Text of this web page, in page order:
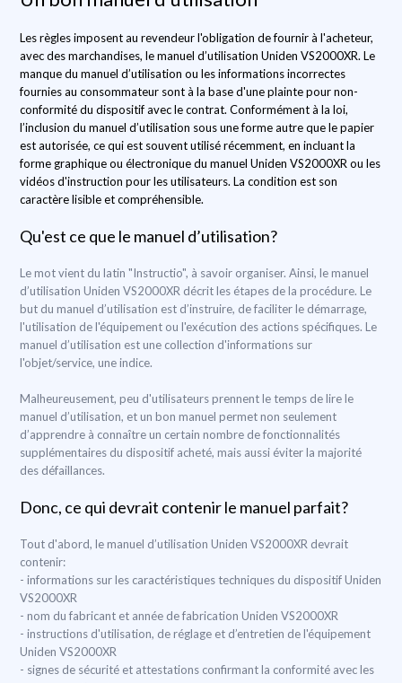
Les règles imposent au revendeur l'obligation de fournir à l'acheteur,
avec des marchandises, le manuel d’utilisation Uniden VS2000XR. Le
manque du manuel d’utilisation ou les informations incorrectes
fournies au consommateur sont à la base d'une plainte pour non-
conformité du dispositif avec le contrat. Conformément à la loi,
l’inclusion du manuel d’utilisation sous une forme autre que le papier
est autorisée, ce qui est souvent utilisé récemment, en incluant la
forme graphique ou électronique du manuel Uniden VS2000XR ou les
vidéos d'instruction pour les utilisateurs. La condition est son
caractère lisible et compréhensible.
Qu'est ce que le manuel d’utilisation?
Le mot vient du latin "Instructio", à savoir organiser. Ainsi, le manuel
d’utilisation Uniden VS2000XR décrit les étapes de la procédure. Le
but du manuel d’utilisation est d’instruire, de faciliter le démarrage,
l'utilisation de l'équipement ou l'exécution des actions spécifiques. Le
manuel d’utilisation est une collection d'informations sur
l'objet/service, une indice.
Malheureusement, peu d'utilisateurs prennent le temps de lire le
manuel d’utilisation, et un bon manuel permet non seulement
d’apprendre à connaître un certain nombre de fonctionnalités
supplémentaires du dispositif acheté, mais aussi éviter la majorité
des défaillances.
Donc, ce qui devrait contenir le manuel parfait?
Tout d'abord, le manuel d’utilisation Uniden VS2000XR devrait
contenir:
- informations sur les caractéristiques techniques du dispositif Uniden
VS2000XR
- nom du fabricant et année de fabrication Uniden VS2000XR
- instructions d'utilisation, de réglage et d’entretien de l'équipement
Uniden VS2000XR
- signes de sécurité et attestations confirmant la conformité avec les